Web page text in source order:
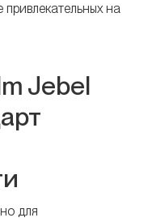
на
Jebel
для